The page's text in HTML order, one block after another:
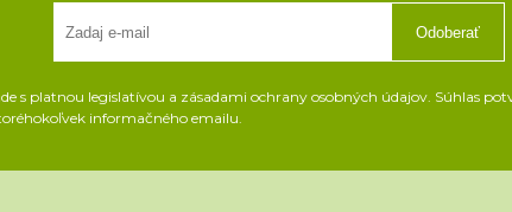
Odoberať
s platnou legislatívou a zásadami ochrany osobných údajov. Súhlas
informačného emailu.